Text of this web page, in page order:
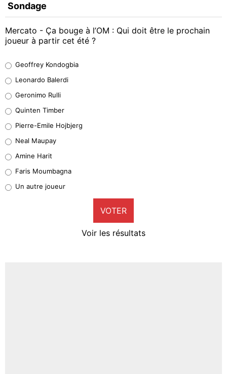
Sondage
Mercato - Ça bouge à l’OM : Qui doit être le prochain
joueur à partir cet été ?
38%
32%
4%
1%
9%
Geoffrey Kondogbia
Leonardo Balerdi
Geronimo Rulli
Quinten Timber
Pierre-Emile Hojbjerg
Neal Maupay
Amine Harit
Faris Moumbagna
Un autre joueur
VOTER
Voir les résultats